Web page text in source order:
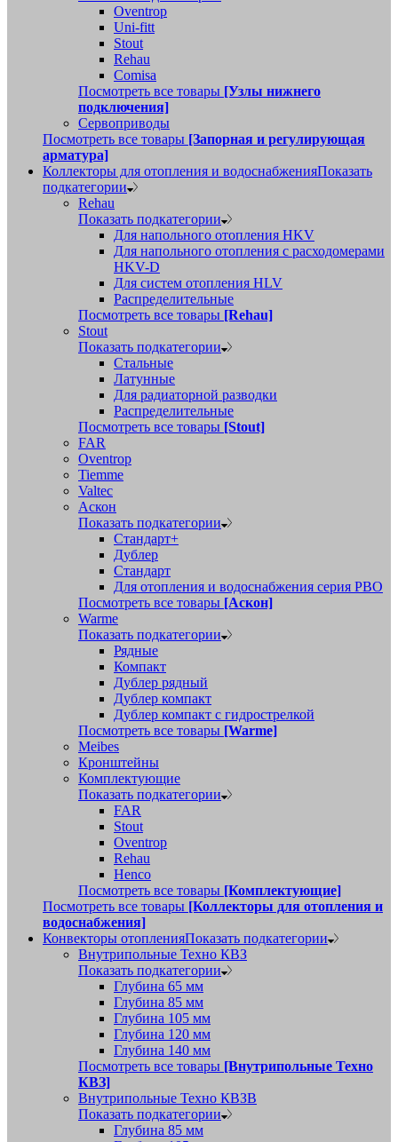
Oventrop
Uni-fitt
Stout
Rehau
Comisa
Посмотреть все товары [Узлы нижнего
подключения]
Сервоприводы
Посмотреть все товары [Запорная и регулирующая
арматура]
Коллекторы для отопления и водоснабженияПоказать
подкатегории
Rehau
Показать подкатегории
Для напольного отопления HKV
Для напольного отопления с расходомерами
HKV-D
Для систем отопления HLV
Распределительные
Посмотреть все товары [Rehau]
Stout
Показать подкатегории
Стальные
Латунные
Для радиаторной разводки
Распределительные
Посмотреть все товары [Stout]
FAR
Oventrop
Tiemme
Valtec
Аскон
Показать подкатегории
Стандарт+
Дублер
Стандарт
Для отопления и водоснабжения серия РВО
Посмотреть все товары [Аскон]
Warme
Показать подкатегории
Рядные
Компакт
Дублер рядный
Дублер компакт
Дублер компакт с гидрострелкой
Посмотреть все товары [Warme]
Meibes
Кронштейны
Комплектующие
Показать подкатегории
FAR
Stout
Oventrop
Rehau
Henco
Посмотреть все товары [Комплектующие]
Посмотреть все товары [Коллекторы для отопления и
водоснабжения]
Конвекторы отопленияПоказать подкатегории
Внутрипольные Техно КВЗ
Показать подкатегории
Глубина 65 мм
Глубина 85 мм
Глубина 105 мм
Глубина 120 мм
Глубина 140 мм
Посмотреть все товары [Внутрипольные Техно
КВЗ]
Внутрипольные Техно КВЗВ
Показать подкатегории
Глубина 85 мм